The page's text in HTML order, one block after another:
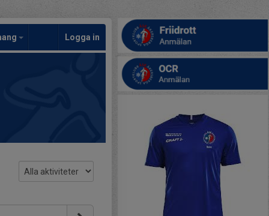
Logga in